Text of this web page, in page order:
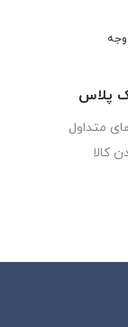
پلاس
متداول
کالا